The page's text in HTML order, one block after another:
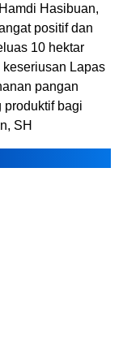
Hasibuan,
positif dan
10 hektar
Lapas
pangan
produktif bagi
SH